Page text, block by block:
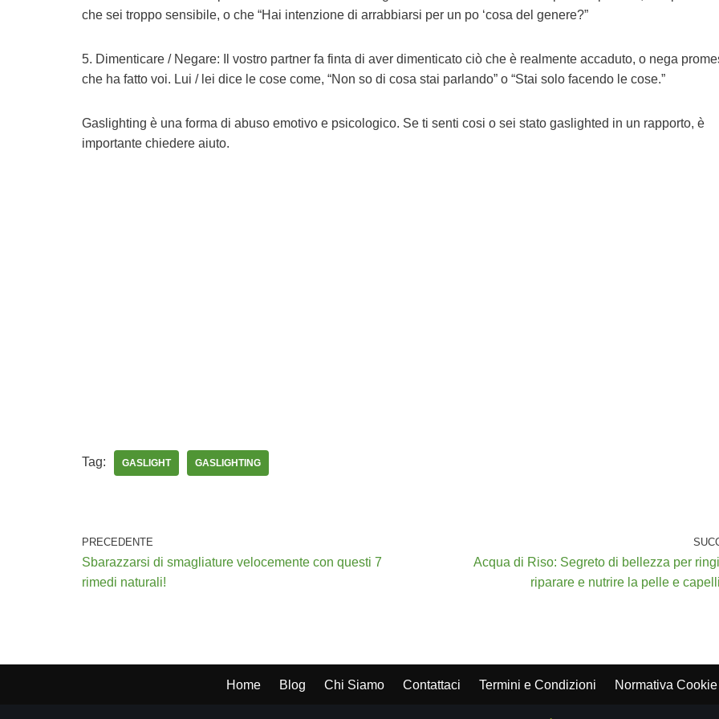
che sei troppo sensibile, o che “Hai intenzione di arrabbiarsi per un po ‘cosa del genere?”
5. Dimenticare / Negare: Il vostro partner fa finta di aver dimenticato ciò che è realmente accaduto, o nega
che ha fatto voi. Lui / lei dice le cose come, “Non so di cosa stai parlando” o “Stai solo facendo le cose.”
Gaslighting è una forma di abuso emotivo e psicologico. Se ti senti cosi o sei stato gaslighted in un rapporto, è
importante chiedere aiuto.
Tag: GASLIGHT GASLIGHTING
PRECEDENTE
Sbarazzarsi di smagliature velocemente con questi 7
rimedi naturali!
Acqua di Riso: Segreto di bellezza per
riparare e nutrire la pelle e
Home Blog Chi Siamo Contattaci Termini e Condizioni Normativa Cookie